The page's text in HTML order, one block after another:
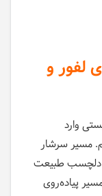
لفور و
وارد
مسیر سرشار
دلچسب طبیعت
پیاده‌روی